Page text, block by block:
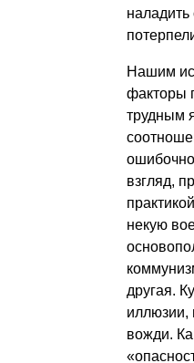
Нашим
факторы
трудным
взгляд,
некую
другая.
иллюзии,
вожди.